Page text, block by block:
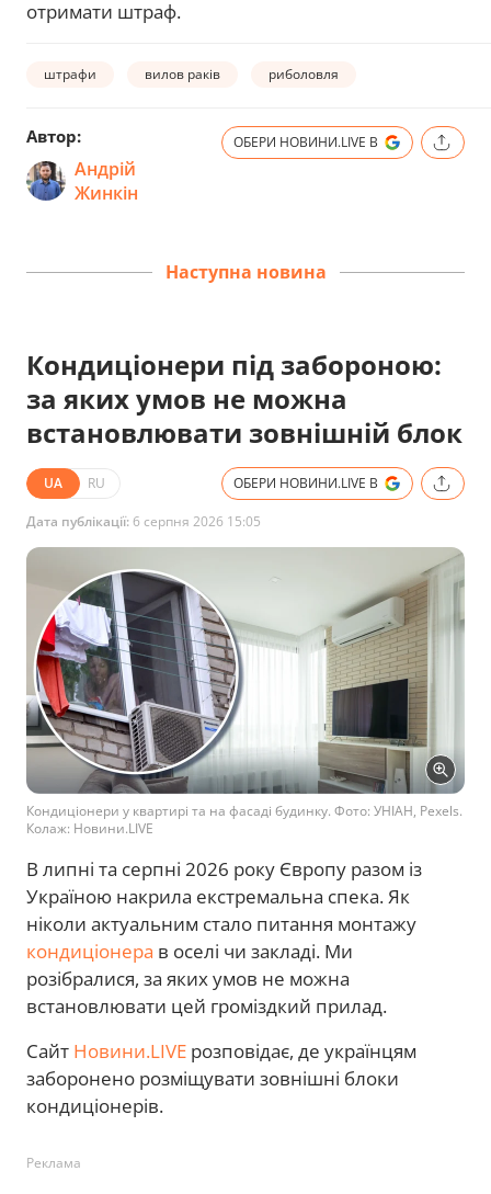
отримати штраф.
штрафи вилов раків риболовля
Автор:
Андрій
Жинкін
ОБЕРИ НОВИНИ.LIVE В
Наступна новина
Кондиціонери під забороною:
за яких умов не можна
встановлювати зовнішній блок
UA RU ОБЕРИ НОВИНИ.LIVE В
Дата публікації: 6 серпня 2026 15:05
Кондиціонери у квартирі та на фасаді будинку. Фото: УНІАН, Pexels.
Колаж: Новини.LIVE
В липні та серпні 2026 року Європу разом із
Україною накрила екстремальна спека. Як
ніколи актуальним стало питання монтажу
кондиціонера в оселі чи закладі. Ми
розібралися, за яких умов не можна
встановлювати цей громіздкий прилад.
Сайт Новини.LIVE розповідає, де українцям
заборонено розміщувати зовнішні блоки
кондиціонерів.
Реклама